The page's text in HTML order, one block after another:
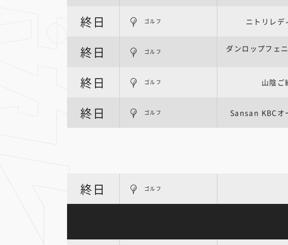
終日 ゴルフ ニトリレデ
終日 ゴルフ ダンロップフェ
終日 ゴルフ 山陰ご
終日 ゴルフ Sansan KBCオ
終日 ゴルフ